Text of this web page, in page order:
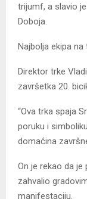
trijumf, a slavio
Doboja.
Najbolja ekipa na
Direktor trke
završetka 20.
“Ova trka spaja
poruku i
domaćina
On je rekao da
zahvalio
manifestaciju.